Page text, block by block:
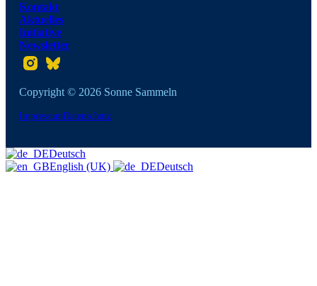
Kontakt
Aktuelles
Initiative
Newsletter
Folgt uns auf Instagram
Folgt uns auf Twitter
Copyright © 2026 Sonne Sammeln
ImpressumDatenschutz
Deutsch
English (UK)
Deutsch